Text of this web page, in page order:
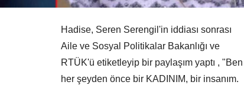
Hadise, Seren Serengil'in iddiası sonrası
Aile ve Sosyal Politikalar Bakanlığı ve
RTÜK'ü etiketleyip bir paylaşım yaptı , "Ben
her şeyden önce bir KADINIM, bir insanım.